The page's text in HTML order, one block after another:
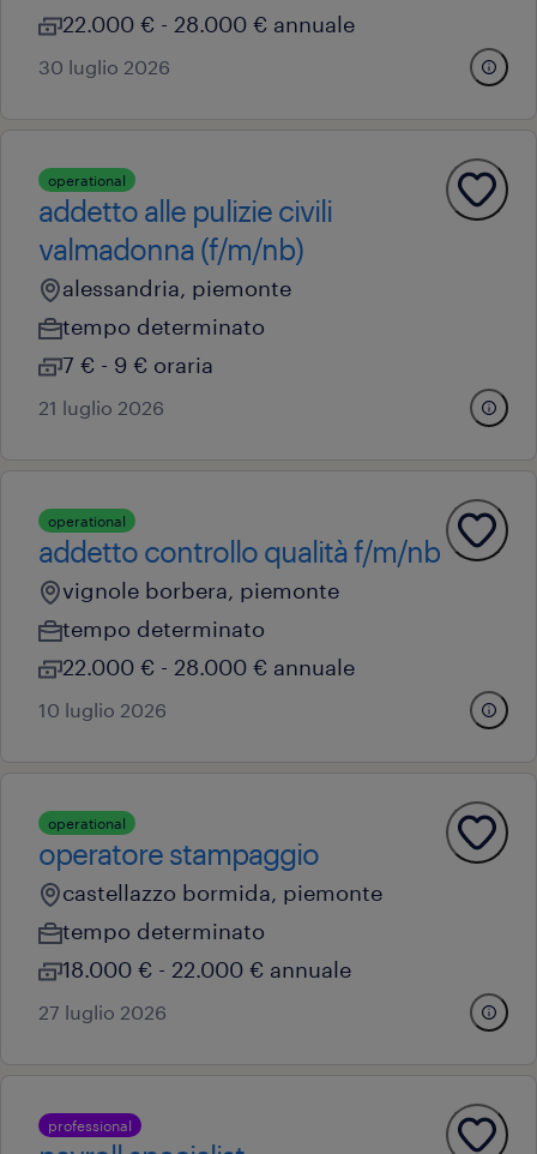
22.000 € - 28.000 € annuale
30 luglio 2026
operational
addetto alle pulizie civili
valmadonna (f/m/nb)
alessandria, piemonte
tempo determinato
7 € - 9 € oraria
21 luglio 2026
operational
addetto controllo qualità f/m/nb
vignole borbera, piemonte
tempo determinato
22.000 € - 28.000 € annuale
10 luglio 2026
operational
operatore stampaggio
castellazzo bormida, piemonte
tempo determinato
18.000 € - 22.000 € annuale
27 luglio 2026
professional